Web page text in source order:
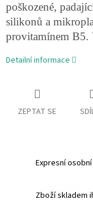
poškozené,
silikonů a
provitamínem B5.
Detailní informace
ZEPTAT SE
Expresní
Zboží skladem